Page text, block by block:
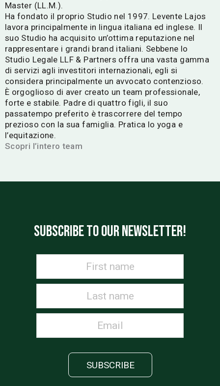
Master (LL.M.).
Ha fondato il proprio Studio nel 1997. Levente Lajos
lavora principalmente in lingua italiana ed inglese. Il
suo Studio ha acquisito un’ottima reputazione nel
rappresentare i grandi brand italiani. Sebbene lo
Studio Legale LLF & Partners offra una vasta gamma
di servizi agli investitori internazionali, egli si
considera principalmente un avvocato contenzioso.
È orgoglioso di aver creato un team professionale,
forte e stabile. Padre di quattro figli, il suo
passatempo preferito è trascorrere del tempo
prezioso con la sua famiglia. Pratica lo yoga e
l’equitazione.
Scopri l’intero team
SUBSCRIBE TO OUR NEWSLETTER!